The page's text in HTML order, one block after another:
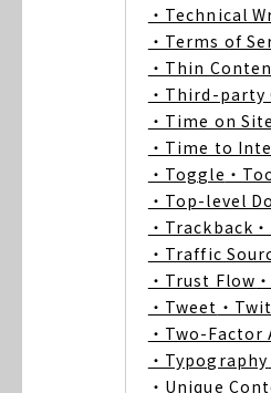
・Technical
・Terms of
・Thin
・Third-party
・Time on Site
・Time to
・Toggle ・
・Top-level
・Trackback
・Traffic
・Trust Flow
・Tweet ・
・Two-
・Typography
・Unique